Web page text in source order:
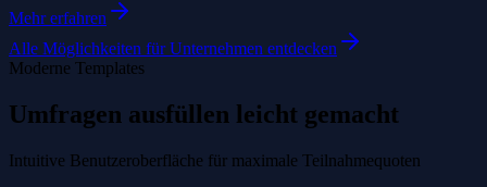
Mehr erfahren
Alle Möglichkeiten für Unternehmen entdecken
Moderne Templates
Umfragen ausfüllen leicht gemacht
Intuitive Benutzeroberfläche für maximale Teilnahmequoten